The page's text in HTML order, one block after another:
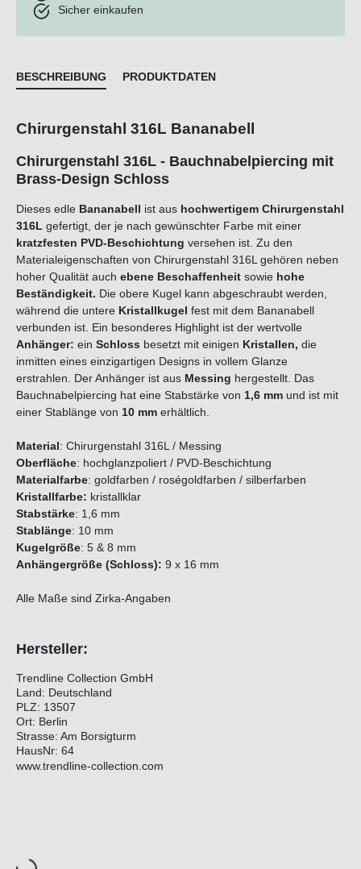
Sicher einkaufen
BESCHREIBUNG PRODUKTDATEN
Chirurgenstahl 316L Bananabell
Chirurgenstahl 316L - Bauchnabelpiercing mit
Brass-Design Schloss
Dieses edle Bananabell ist aus hochwertigem Chirurgenstahl
316L gefertigt, der je nach gewünschter Farbe mit einer
kratzfesten PVD-Beschichtung versehen ist. Zu den
Materialeigenschaften von Chirurgenstahl 316L gehören neben
hoher Qualität auch ebene Beschaffenheit sowie hohe
Beständigkeit. Die obere Kugel kann abgeschraubt werden,
während die untere Kristallkugel fest mit dem Bananabell
verbunden ist. Ein besonderes Highlight ist der wertvolle
Anhänger: ein Schloss besetzt mit einigen Kristallen, die
inmitten eines einzigartigen Designs in vollem Glanze
erstrahlen. Der Anhänger ist aus Messing hergestellt. Das
Bauchnabelpiercing hat eine Stabstärke von 1,6 mm und ist mit
einer Stablänge von 10 mm erhältlich.
Material: Chirurgenstahl 316L / Messing
Oberfläche: hochglanzpoliert / PVD-Beschichtung
Materialfarbe: goldfarben / roségoldfarben / silberfarben
Kristallfarbe: kristallklar
Stabstärke: 1,6 mm
Stablänge: 10 mm
Kugelgröße: 5 & 8 mm
Anhängergröße (Schloss): 9 x 16 mm
Alle Maße sind Zirka-Angaben
Hersteller:
Trendline Collection GmbH
Land: Deutschland
PLZ: 13507
Ort: Berlin
Strasse: Am Borsigturm
HausNr: 64
www.trendline-collection.com